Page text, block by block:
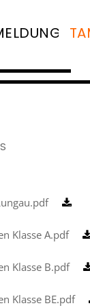
Klasse A.pdf
Klasse B.pdf
Klasse BE.pdf